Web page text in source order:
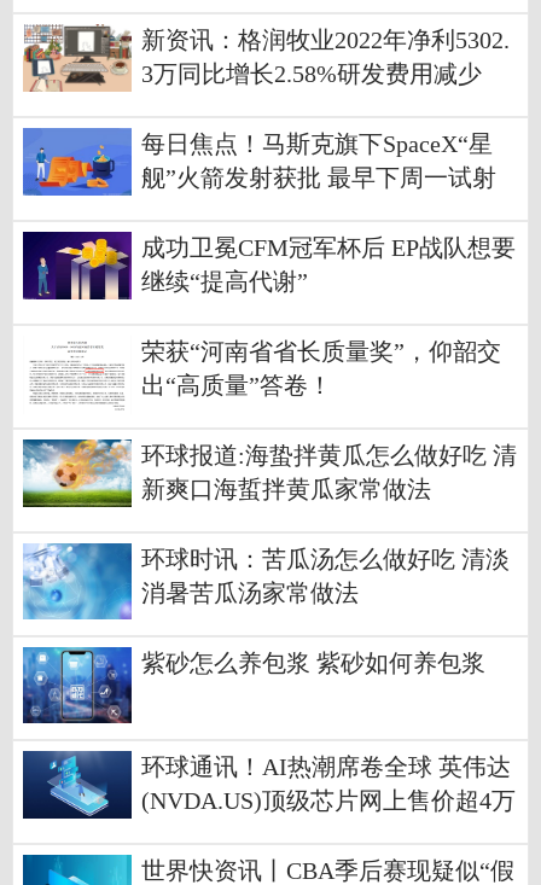
新资讯：格润牧业2022年净利5302.
3万同比增长2.58%研发费用减少
每日焦点！马斯克旗下SpaceX“星
舰”火箭发射获批 最早下周一试射
成功卫冕CFM冠军杯后 EP战队想要
继续“提高代谢”
荣获“河南省省长质量奖”，仰韶交
出“高质量”答卷！
环球报道:海蛰拌黄瓜怎么做好吃 清
新爽口海蜇拌黄瓜家常做法
环球时讯：苦瓜汤怎么做好吃 清淡
消暑苦瓜汤家常做法
紫砂怎么养包浆 紫砂如何养包浆
环球通讯！AI热潮席卷全球 英伟达
(NVDA.US)顶级芯片网上售价超4万
世界快资讯丨CBA季后赛现疑似“假